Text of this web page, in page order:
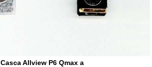
Casca Allview P6 Qmax a